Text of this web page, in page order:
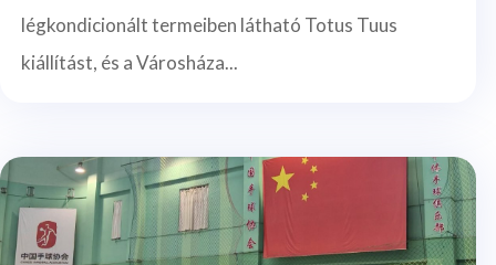
légkondicionált termeiben látható Totus Tuus
kiállítást, és a Városháza...